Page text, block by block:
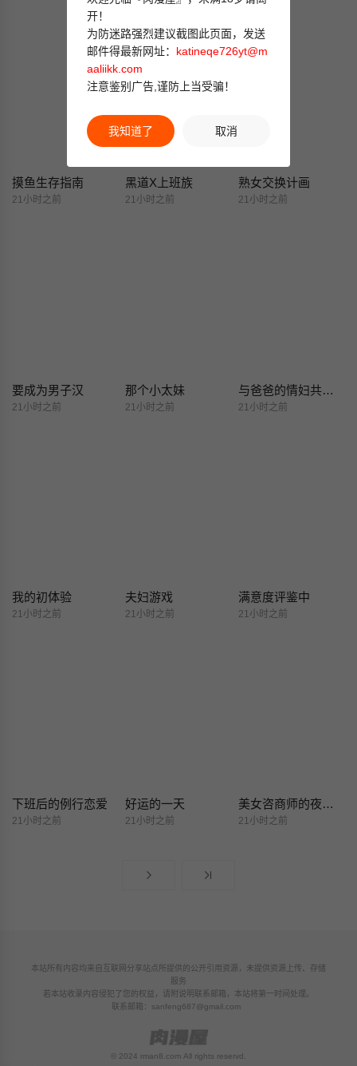
摸鱼生存指南
21小时之前
黑道X上班族
21小时之前
熟女交换计画
21小时之前
要成为男子汉
21小时之前
那个小太妹
21小时之前
与爸爸的情妇共处一室
21小时之前
我的初体验
21小时之前
夫妇游戏
21小时之前
满意度评鉴中
21小时之前
下班后的例行恋爱
21小时之前
好运的一天
21小时之前
美女咨商师的夜间诊疗室
21小时之前
本站所有内容均来自互联网分享站点所提供的公开引用资源，未提供资源上传、存储
服务
若本站收录内容侵犯了您的权益，请附说明联系邮箱，本站将第一时间处理。
联系邮箱： sanfeng687@gmail.com
© 2024 rman8.com All rights reservd.
开！
为防迷路强烈建议截图此页面，发送
邮件得最新网址： katineqe726yt@m
aaliikk.com
注意鉴别广告,谨防上当受骗！
我知道了 取消